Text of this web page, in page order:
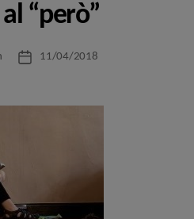
“però”
Data11/04/2018